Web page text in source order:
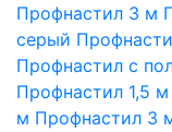
Профнастил 3 м
серый
Профнастил с
Профнастил 1,5 м
м Профнастил 3